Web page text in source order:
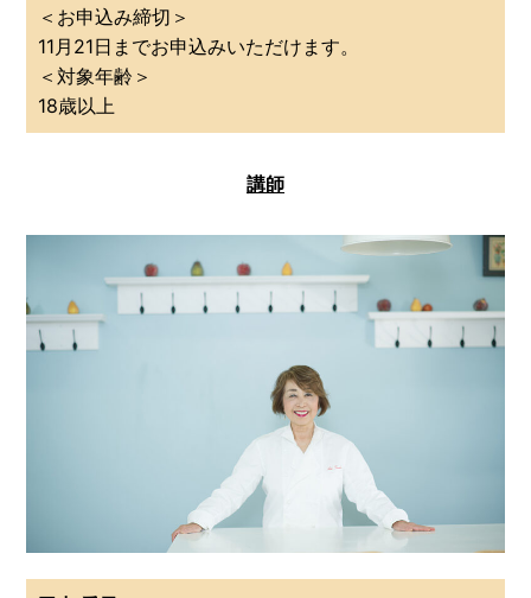
＜お申込み締切＞
11月21日までお申込みいただけます。
＜対象年齢＞
18歳以上
講師